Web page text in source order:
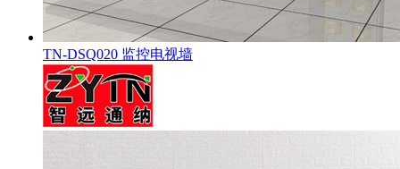
TN-DSQ020 监控电视墙